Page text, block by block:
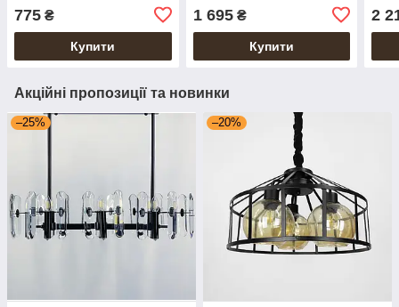
BK+AM
775 ₴
Купити
12203/1 BK+GR
1 695₴
Купити
2
Акційні пропозиції та новинки
–25% –20%